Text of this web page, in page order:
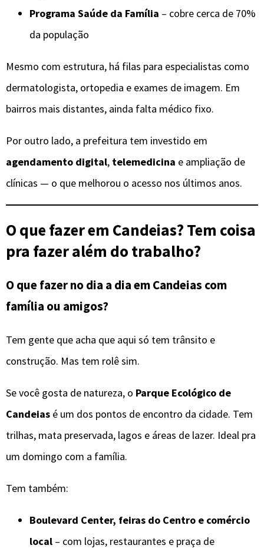
Programa Saúde da Família – cobre cerca de 70%
da população
Mesmo com estrutura, há filas para especialistas como
dermatologista, ortopedia e exames de imagem. Em
bairros mais distantes, ainda falta médico fixo.
Por outro lado, a prefeitura tem investido em
agendamento digital, telemedicina e ampliação de
clínicas — o que melhorou o acesso nos últimos anos.
O que fazer em Candeias? Tem coisa
pra fazer além do trabalho?
O que fazer no dia a dia em Candeias com
família ou amigos?
Tem gente que acha que aqui só tem trânsito e
construção. Mas tem rolê sim.
Se você gosta de natureza, o Parque Ecológico de
Candeias é um dos pontos de encontro da cidade. Tem
trilhas, mata preservada, lagos e áreas de lazer. Ideal pra
um domingo com a família.
Tem também:
Boulevard Center, feiras do Centro e comércio
local – com lojas, restaurantes e praça de